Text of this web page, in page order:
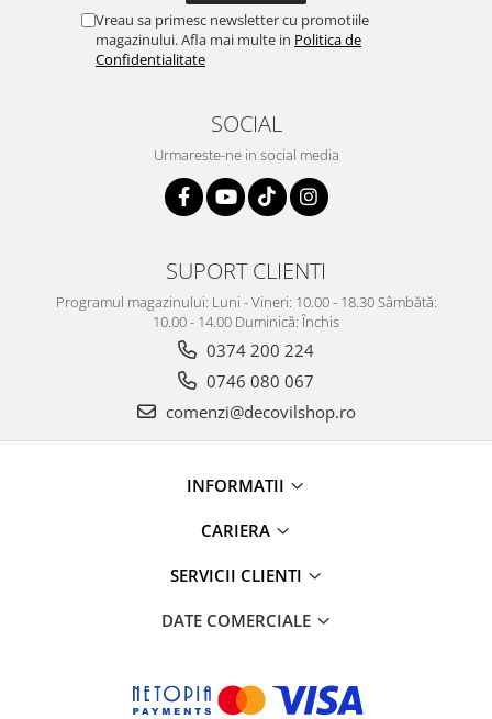
Vreau sa primesc newsletter cu promotiile
magazinului. Afla mai multe in Politica de
Confidentialitate
SOCIAL
Urmareste-ne in social media
SUPORT CLIENTI
Programul magazinului: Luni - Vineri: 10.00 - 18.30 Sâmbătă:
10.00 - 14.00 Duminică: Închis
0374 200 224
0746 080 067
comenzi@decovilshop.ro
INFORMATII
CARIERA
SERVICII CLIENTI
DATE COMERCIALE